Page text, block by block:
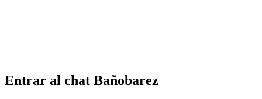
Entrar al chat Bañobarez